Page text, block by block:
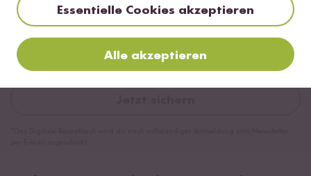
✔️ Inklusive Tipps & Tricks für die Zubereitung
Essentielle Cookies akzeptieren
Alle akzeptieren